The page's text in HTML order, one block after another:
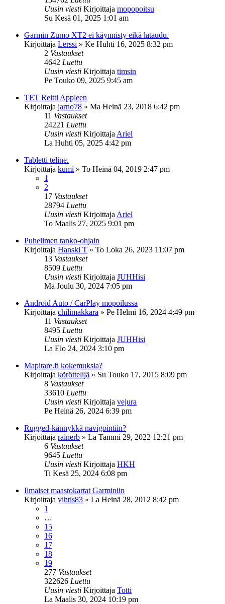
Uusin viesti Kirjoittaja mopopoitsu
Su Kesä 01, 2025 1:01 am
Garmin Zumo XT2 ei käynnisty eikä lataudu.
Kirjoittaja Lerssi » Ke Huhti 16, 2025 8:32 pm
2 Vastaukset
4642 Luettu
Uusin viesti Kirjoittaja timsin
Pe Touko 09, 2025 9:45 am
TET Reitti Appleen
Kirjoittaja jarno78 » Ma Heinä 23, 2018 6:42 pm
11 Vastaukset
24221 Luettu
Uusin viesti Kirjoittaja Ariel
La Huhti 05, 2025 4:42 pm
Tabletti teline.
Kirjoittaja kumi » To Heinä 04, 2019 2:47 pm
1
2
17 Vastaukset
28794 Luettu
Uusin viesti Kirjoittaja Ariel
To Maalis 27, 2025 9:01 pm
Puhelimen tanko-ohjain
Kirjoittaja Hanski T » To Loka 26, 2023 11:07 pm
13 Vastaukset
8509 Luettu
Uusin viesti Kirjoittaja JUHHisi
Ma Joulu 30, 2024 7:05 pm
Android Auto / CarPlay mopoilussa
Kirjoittaja chilimakkara » Pe Helmi 16, 2024 4:49 pm
11 Vastaukset
8495 Luettu
Uusin viesti Kirjoittaja JUHHisi
La Elo 24, 2024 3:10 pm
Mapitare.fi kokemuksia?
Kirjoittaja köröttelijä » Su Touko 17, 2015 8:09 pm
8 Vastaukset
33610 Luettu
Uusin viesti Kirjoittaja vejura
Pe Heinä 26, 2024 6:39 pm
Rugged-kännykkä navigointiin?
Kirjoittaja rainerb » La Tammi 29, 2022 12:21 pm
6 Vastaukset
9645 Luettu
Uusin viesti Kirjoittaja HKH
Ti Kesä 25, 2024 6:08 pm
Ilmaiset maastokartat Garminiin
Kirjoittaja vihtis83 » La Heinä 28, 2012 8:42 pm
1
…
15
16
17
18
19
277 Vastaukset
322626 Luettu
Uusin viesti Kirjoittaja Totti
La Maalis 30, 2024 10:19 pm